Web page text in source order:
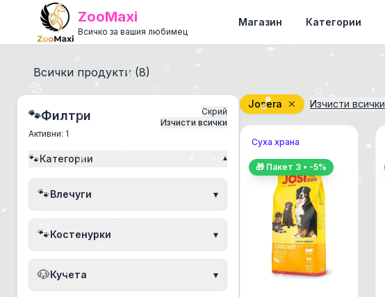
ZooMaxi
Всичко за вашия любимец
Магазин Категории
Всички продукти (8)
🐾Филтри
Активни: 1
Скрий
Изчисти всички
🐾Категории ▾
🐾Влечуги ▾
🐾Костенурки ▾
🐶Кучета ▾
Josera ✕ Изчисти всички
🎁 Пакет 3 • -5%
Суха храна